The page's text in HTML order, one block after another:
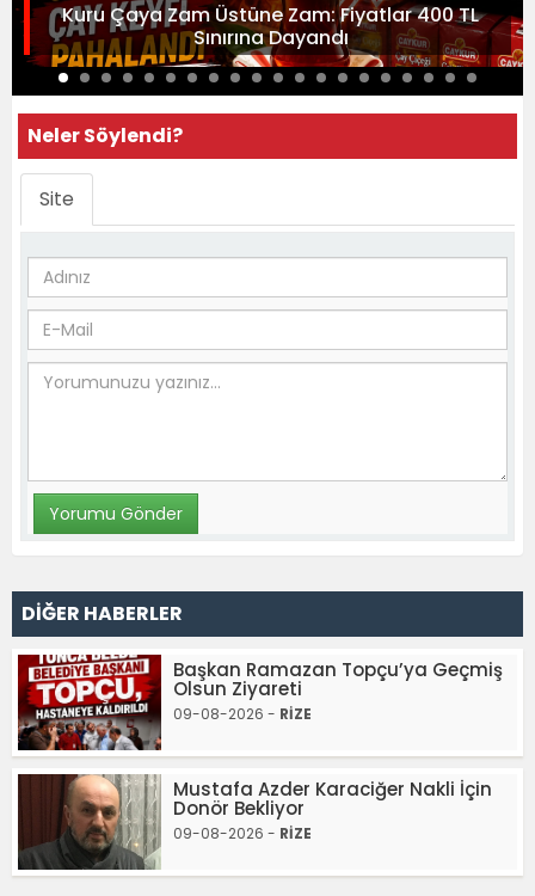
Kuru Çaya Zam Üstüne Zam: Fiyatlar 400 TL
Sınırına Dayandı
Neler Söylendi?
Site
DİĞER HABERLER
Başkan Ramazan Topçu’ya Geçmiş
Olsun Ziyareti
09-08-2026 - RİZE
Mustafa Azder Karaciğer Nakli İçin
Donör Bekliyor
09-08-2026 - RİZE